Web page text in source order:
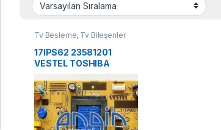
Tv Besleme, Tv Bileşenler
17IPS62 23581201
VESTEL TOSHIBA